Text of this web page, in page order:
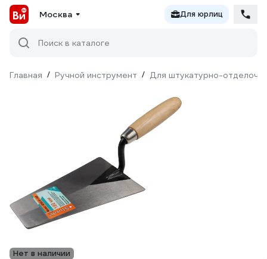
Москва Для юрлиц
Поиск в каталоге
Главная / Ручной инструмент / Для штукатурно-
Нет в наличии